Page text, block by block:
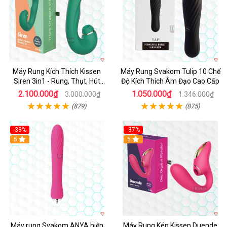
Máy Rung Kích Thích Kissen
Siren 3in1 - Rung, Thụt, Hút
Mạnh
2.100.000₫ 3.000.000₫
(879)
Máy Rung Svakom Tulip 10 Chế
Độ Kích Thích Âm Đạo Cao Cấp
1.050.000₫ 1.346.000₫
(875)
-33%
Hot
5
-37%
Hot
5